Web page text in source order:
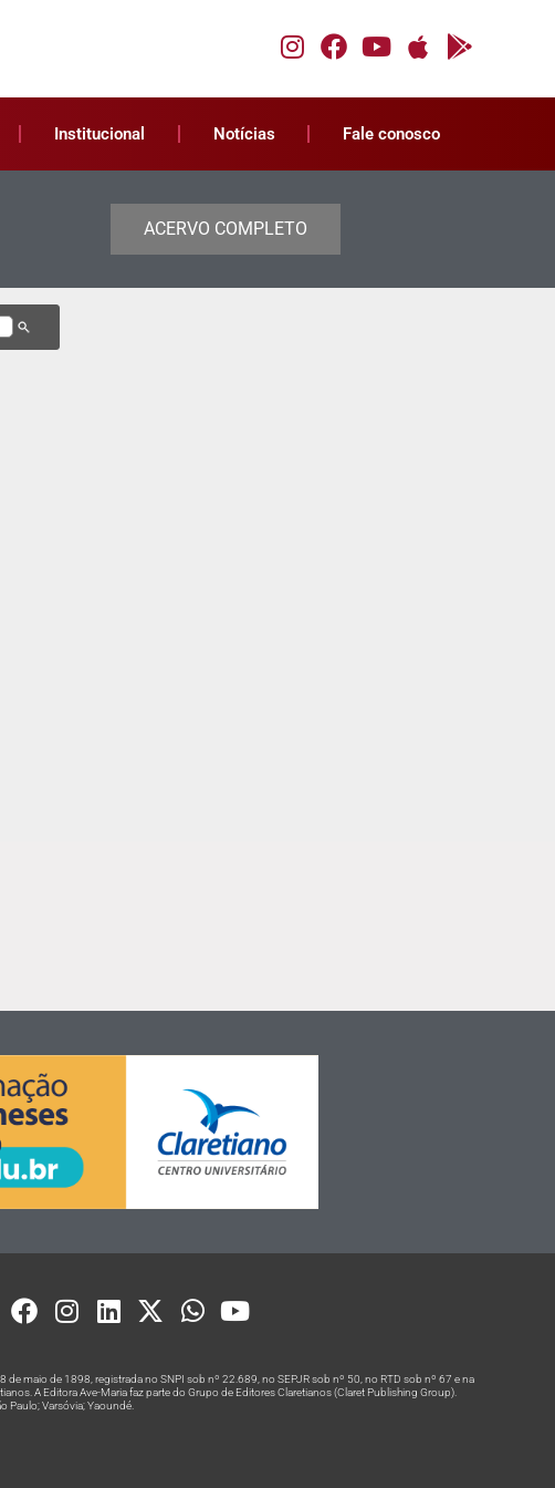
Institucional Notícias Fale conosco
ACERVO COMPLETO
maio de 1898, registrada no SNPI sob nº 22.689, no SEPJR sob nº 50, no RTD sob nº 67 e na
A Editora Ave-Maria faz parte do Grupo de Editores Claretianos (Claret Publishing Group).
Paulo; Varsóvia; Yaoundé.